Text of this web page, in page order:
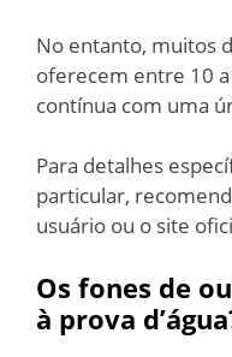
No entanto, muitos
oferecem entre 10
contínua com uma
Para detalhes
particular,
usuário ou o site
Os fones de
à prova